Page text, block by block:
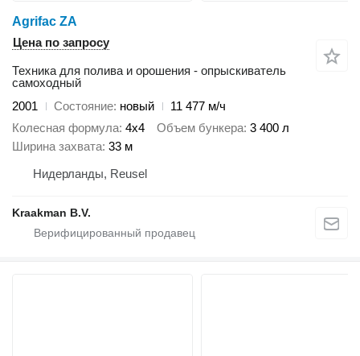
Agrifac ZA
Цена по запросу
Техника для полива и орошения - опрыскиватель
самоходный
2001
Состояние новый
11 477 м/ч
Колесная формула 4x4 Объем бункера 3 400 л
Ширина захвата 33 м
Нидерланды, Reusel
Kraakman B.V.